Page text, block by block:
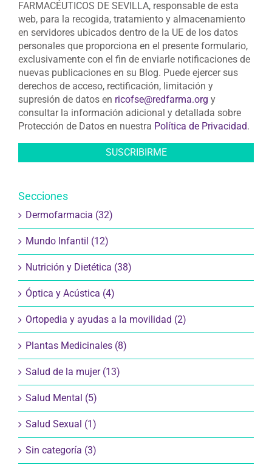
FARMACÉUTICOS DE SEVILLA, responsable de esta
web, para la recogida, tratamiento y almacenamiento
en servidores ubicados dentro de la UE de los datos
personales que proporciona en el presente formulario,
exclusivamente con el fin de enviarle notificaciones de
nuevas publicaciones en su Blog. Puede ejercer sus
derechos de acceso, rectificación, limitación y
supresión de datos en ricofse@redfarma.org y
consultar la información adicional y detallada sobre
Protección de Datos en nuestra Política de Privacidad.
Secciones
Dermofarmacia (32)
Mundo Infantil (12)
Nutrición y Dietética (38)
Óptica y Acústica (4)
Ortopedia y ayudas a la movilidad (2)
Plantas Medicinales (8)
Salud de la mujer (13)
Salud Mental (5)
Salud Sexual (1)
Sin categoría (3)